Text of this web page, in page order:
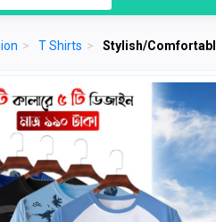
> T Shirts > Stylish/